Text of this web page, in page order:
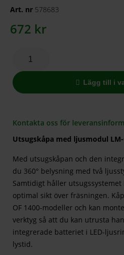
Art. nr 578683
672 kr
Lägg till i
Kontakta oss för
Utsugskåpa med ljusmodul LM-
Med utsugskåpan och den
du 360° belysning med två
Samtidigt håller
optimal sikt över fräsningen.
OF 1400-modeller och kan
verktyg så att du kan utrusta
integrerade batteriet i LED-
lystid.